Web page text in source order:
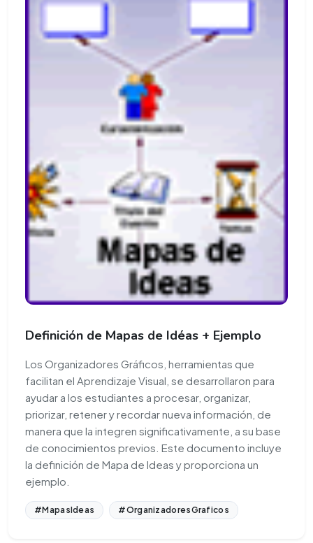
Definición de Mapas de Idéas + Ejemplo
Los Organizadores Gráficos, herramientas que
facilitan el Aprendizaje Visual, se desarrollaron para
ayudar a los estudiantes a procesar, organizar,
priorizar, retener y recordar nueva información, de
manera que la integren significativamente, a su base
de conocimientos previos. Este documento incluye
la definición de Mapa de Ideas y proporciona un
ejemplo.
#MapasIdeas #OrganizadoresGraficos